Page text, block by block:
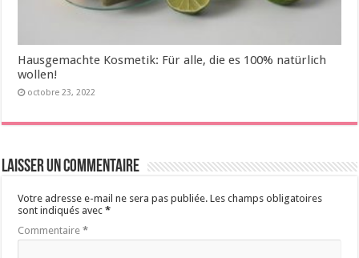
Hausgemachte Kosmetik: Für alle, die es 100% natürlich
wollen!
octobre 23, 2022
Laisser un commentaire
Votre adresse e-mail ne sera pas publiée. Les champs obligatoires
sont indiqués avec*
Commentaire*